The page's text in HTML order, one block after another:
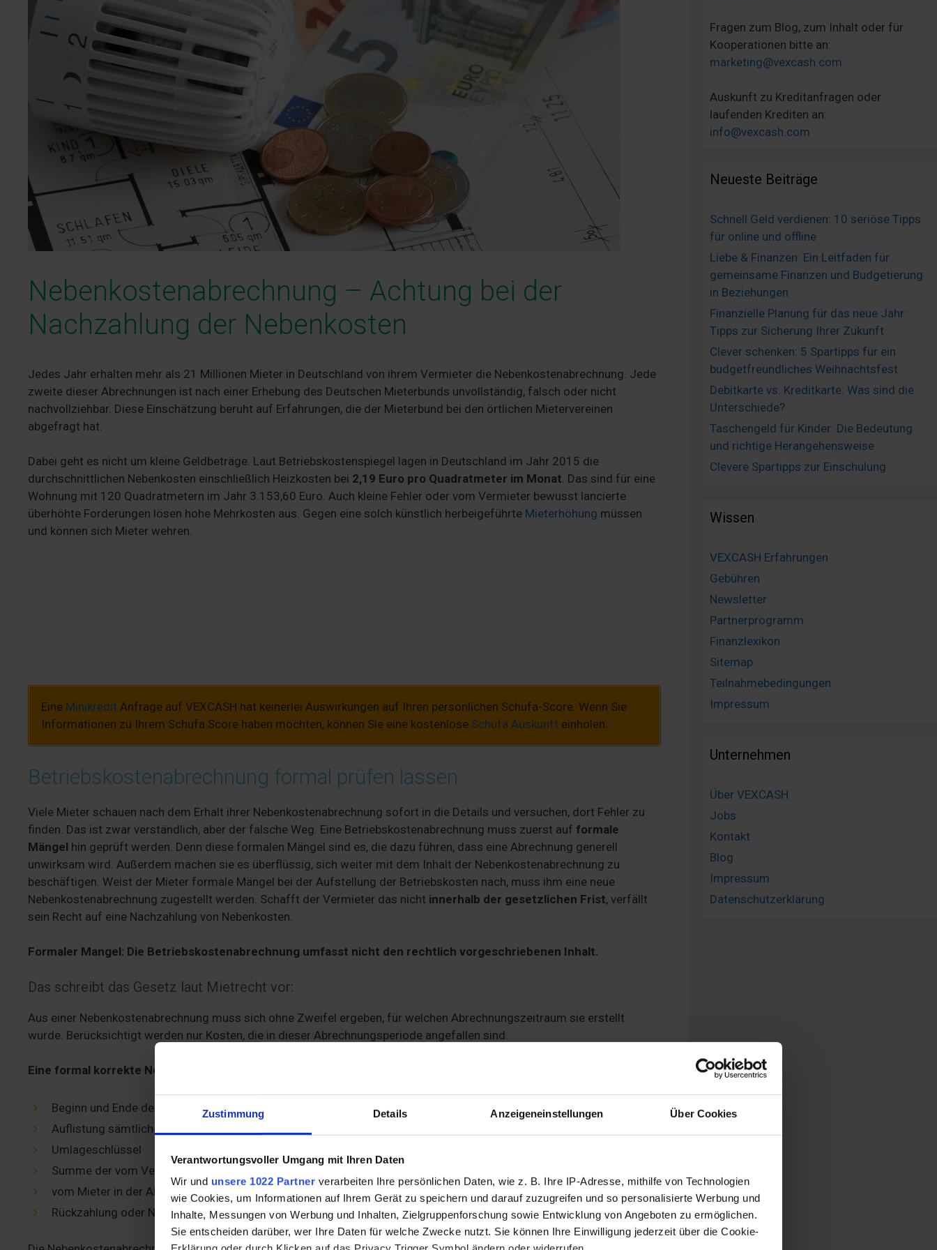
Zustimmung Details Anzeigeneinstellungen Über Cookies
Verantwortungsvoller Umgang mit Ihren Daten
Wir und unsere 1022 Partner verarbeiten Ihre persönlichen Daten, wie z. B. Ihre IP-Adresse, mithilfe von Technologien
wie Cookies, um Informationen auf Ihrem Gerät zu speichern und darauf zuzugreifen und so personalisierte Werbung und
Inhalte, Messungen von Werbung und Inhalten, Zielgruppenforschung sowie Entwicklung von Angeboten zu ermöglichen.
Sie entscheiden darüber, wer Ihre Daten für welche Zwecke nutzt. Sie können Ihre Einwilligung jederzeit über die Cookie-
Nebenkostenabrechnung – Achtung bei der
Nachzahlung der Nebenkosten
Jedes Jahr erhalten mehr als 21 Millionen Mieter in Deutschland von ihrem Vermieter die Nebenkostenabrechnung. Jede
zweite dieser Abrechnungen ist nach einer Erhebung des Deutschen Mieterbunds unvollständig, falsch oder nicht
nachvollziehbar. Diese Einschätzung beruht auf Erfahrungen, die der Mieterbund bei den örtlichen Mietervereinen
abgefragt hat.
Dabei geht es nicht um kleine Geldbeträge. Laut Betriebskostenspiegel lagen in Deutschland im Jahr 2015 die
durchschnittlichen Nebenkosten einschließlich Heizkosten bei 2,19 Euro pro Quadratmeter im Monat. Das sind für eine
Wohnung mit 120 Quadratmetern im Jahr 3.153,60 Euro. Auch kleine Fehler oder vom Vermieter bewusst lancierte
überhöhte Forderungen lösen hohe Mehrkosten aus. Gegen eine solch künstlich herbeigeführte Mieterhöhung müssen
und können sich Mieter wehren.
Eine Minikredit Anfrage auf VEXCASH hat keinerlei Auswirkungen auf Ihren persönlichen Schufa-Score. Wenn Sie
Informationen zu Ihrem Schufa Score haben möchten, können Sie eine kostenlose Schufa Auskunft einholen.
Betriebskostenabrechnung formal prüfen lassen
Viele Mieter schauen nach dem Erhalt ihrer Nebenkostenabrechnung sofort in die Details und versuchen, dort Fehler zu
finden. Das ist zwar verständlich, aber der falsche Weg. Eine Betriebskostenabrechnung muss zuerst auf formale
Mängel hin geprüft werden. Denn diese formalen Mängel sind es, die dazu führen, dass eine Abrechnung generell
unwirksam wird. Außerdem machen sie es überflüssig, sich weiter mit dem Inhalt der Nebenkostenabrechnung zu
beschäftigen. Weist der Mieter formale Mängel bei der Aufstellung der Betriebskosten nach, muss ihm eine neue
Nebenkostenabrechnung zugestellt werden. Schafft der Vermieter das nicht innerhalb der gesetzlichen Frist, verfällt
sein Recht auf eine Nachzahlung von Nebenkosten.
Formaler Mangel: Die Betriebskostenabrechnung umfasst nicht den rechtlich vorgeschriebenen Inhalt.
Das schreibt das Gesetz laut Mietrecht vor:
Aus einer Nebenkostenabrechnung muss sich ohne Zweifel ergeben, für welchen Abrechnungszeitraum sie erstellt
wurde. Berücksichtigt werden nur Kosten, die in dieser Abrechnungsperiode angefallen sind.
Eine formal korrekte Nebenkostenabrechnung enthält:
Beginn und Ende des Abrechnungszeitraums mit Datum
Auflistung sämtlicher angefallener Betriebskosten
Umlageschlüssel
Summe der vom Vermieter im Abrechnungszeitraum bezahlten Betriebskosten
vom Mieter in der Abrechnungsperiode geleistete Abschläge
Rückzahlung oder Nachzahlung
Fragen zum Blog, zum Inhalt oder für
Kooperationen bitte an:
marketing@vexcash.com
Auskunft zu Kreditanfragen oder
laufenden Krediten an:
info@vexcash.com
Neueste Beiträge
Schnell Geld verdienen: 10 seriöse Tipps
für online und offline
Liebe & Finanzen: Ein Leitfaden für
gemeinsame Finanzen und Budgetierung
in Beziehungen
Finanzielle Planung für das neue Jahr:
Tipps zur Sicherung Ihrer Zukunft
Clever schenken: 5 Spartipps für ein
budgetfreundliches Weihnachtsfest
Debitkarte vs. Kreditkarte: Was sind die
Unterschiede?
Taschengeld für Kinder: Die Bedeutung
und richtige Herangehensweise
Clevere Spartipps zur Einschulung
Wissen
VEXCASH Erfahrungen
Gebühren
Newsletter
Partnerprogramm
Finanzlexikon
Sitemap
Teilnahmebedingungen
Impressum
Unternehmen
Über VEXCASH
Jobs
Kontakt
Blog
Impressum
Datenschutzerklärung